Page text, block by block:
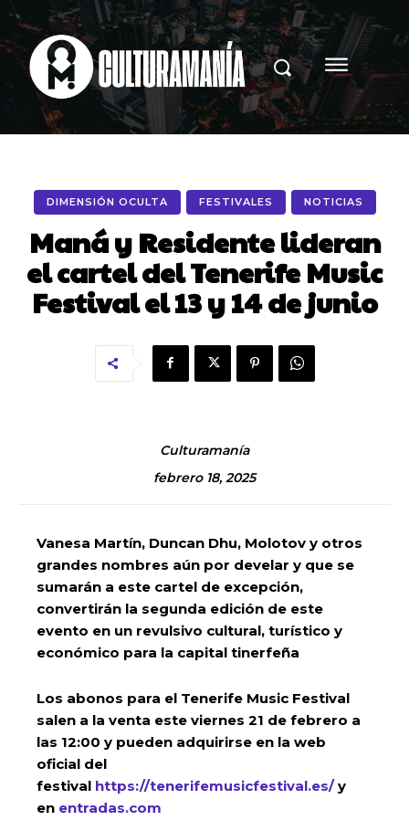
DIMENSIÓN OCULTA FESTIVALES NOTICIAS
Maná y Residente lideran
el cartel del Tenerife Music
Festival el 13 y 14 de junio
Culturamanía
febrero 18, 2025
Vanesa Martín, Duncan Dhu, Molotov y otros
grandes nombres aún por develar y que se
sumarán a este cartel de excepción,
convertirán la segunda edición de este
evento en un revulsivo cultural, turístico y
económico para la capital tinerfeña
Los abonos para el Tenerife Music Festival
salen a la venta este viernes 21 de febrero a
las 12:00 y pueden adquirirse en la web
oficial del
festival https://tenerifemusicfestival.es/y
en entradas.com